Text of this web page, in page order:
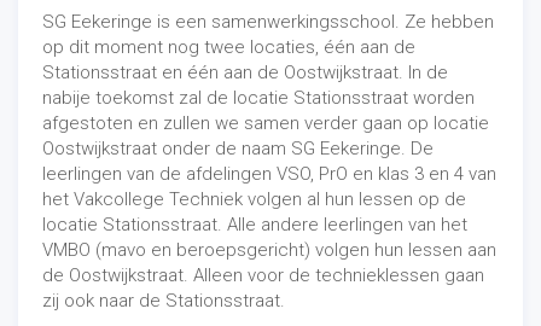
SG Eekeringe is een samenwerkingsschool. Ze hebben
op dit moment nog twee locaties, één aan de
Stationsstraat en één aan de Oostwijkstraat. In de
nabije toekomst zal de locatie Stationsstraat worden
afgestoten en zullen we samen verder gaan op locatie
Oostwijkstraat onder de naam SG Eekeringe. De
leerlingen van de afdelingen VSO, PrO en klas 3 en 4 van
het Vakcollege Techniek volgen al hun lessen op de
locatie Stationsstraat. Alle andere leerlingen van het
VMBO (mavo en beroepsgericht) volgen hun lessen aan
de Oostwijkstraat. Alleen voor de technieklessen gaan
zij ook naar de Stationsstraat.